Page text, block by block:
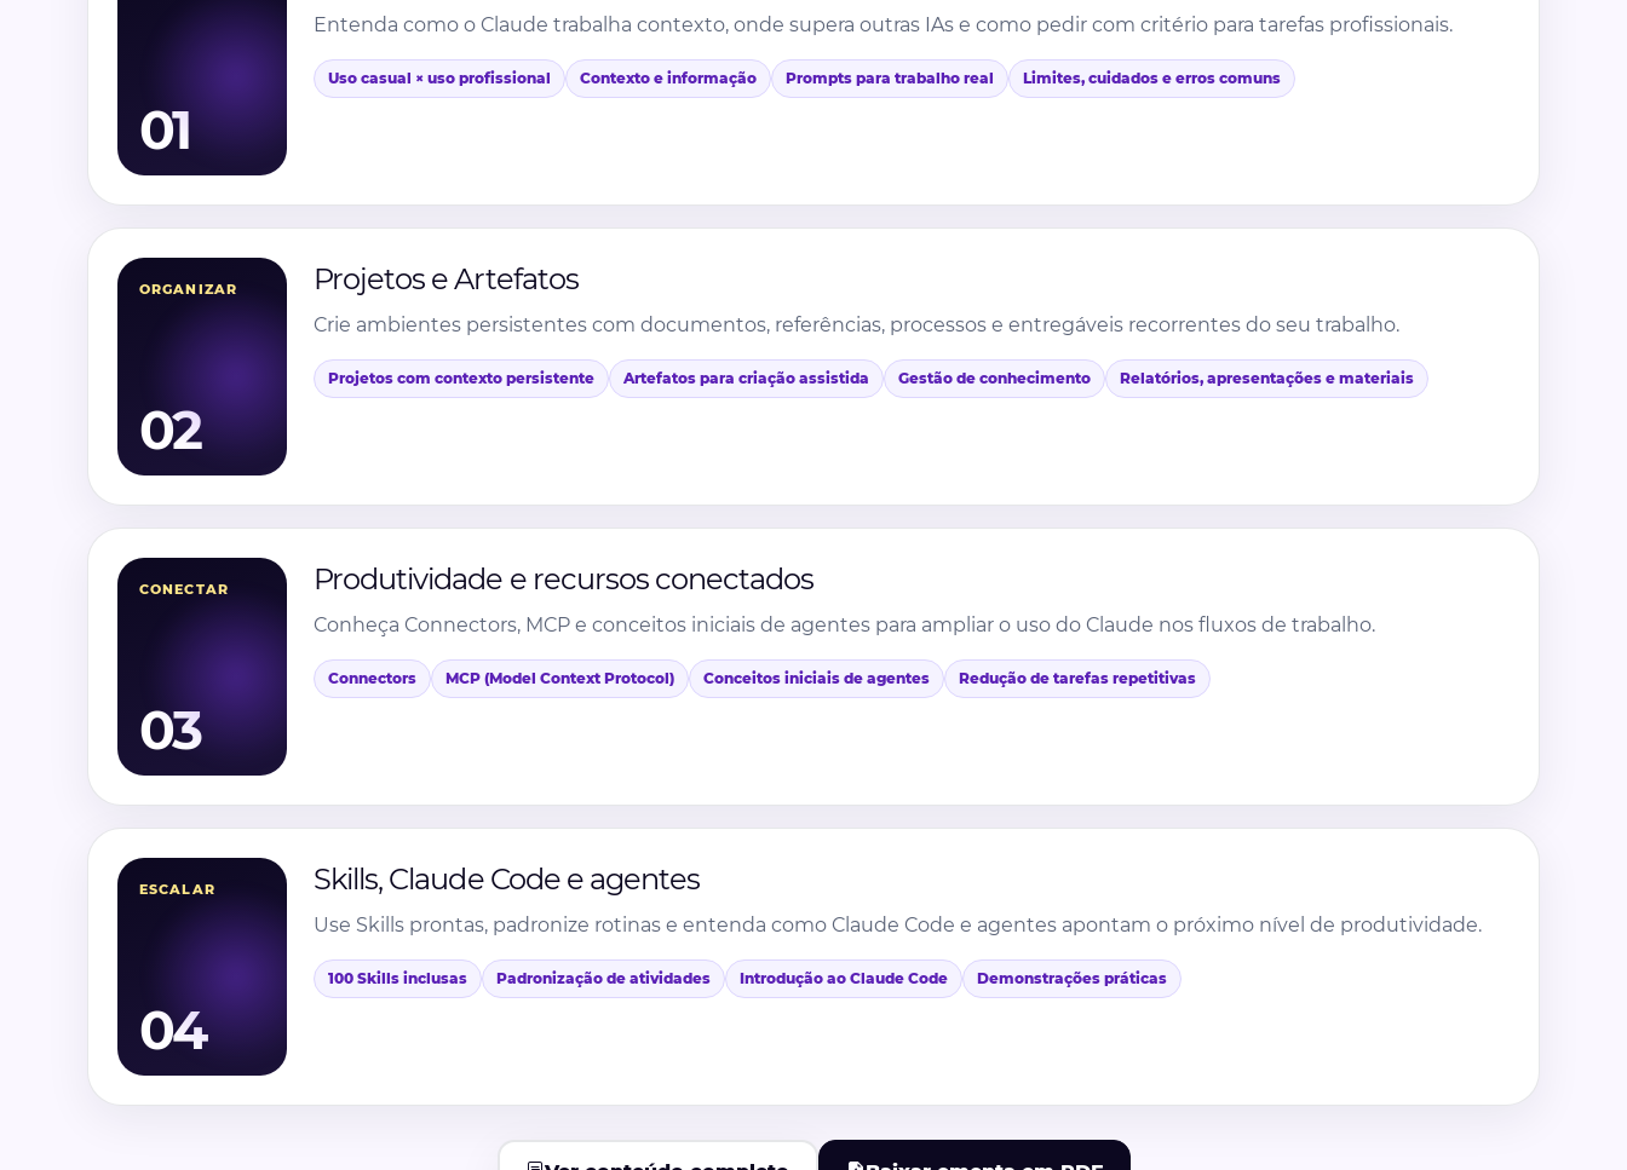
01
Entenda como o Claude trabalha contexto, onde supera outras IAs e como pedir com critério para tarefas profissionais.
Uso casual × uso profissional Contexto e informação Prompts para trabalho real Limites, cuidados e erros comuns
ORGANIZAR
02
Projetos e Artefatos
Crie ambientes persistentes com documentos, referências, processos e entregáveis recorrentes do seu trabalho.
Projetos com contexto persistente Artefatos para criação assistida Gestão de conhecimento Relatórios, apresentações e materiais
CONECTAR
03
Produtividade e recursos conectados
Conheça Connectors, MCP e conceitos iniciais de agentes para ampliar o uso do Claude nos fluxos de trabalho.
Connectors MCP (Model Context Protocol) Conceitos iniciais de agentes Redução de tarefas repetitivas
ESCALAR
04
Skills, Claude Code e agentes
Use Skills prontas, padronize rotinas e entenda como Claude Code e agentes apontam o próximo nível de produtividade.
100 Skills inclusas Padronização de atividades Introdução ao Claude Code Demonstrações práticas